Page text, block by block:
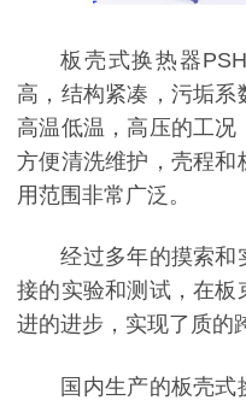
板壳式换热器
高，结构紧凑，污垢
高温低温，高压的工况
方便清洗维护，壳程和
用范围非常广泛。
经过多年的摸索和
接的实验和测试，在板
进的进步，实现了质的
国内生产的板壳式